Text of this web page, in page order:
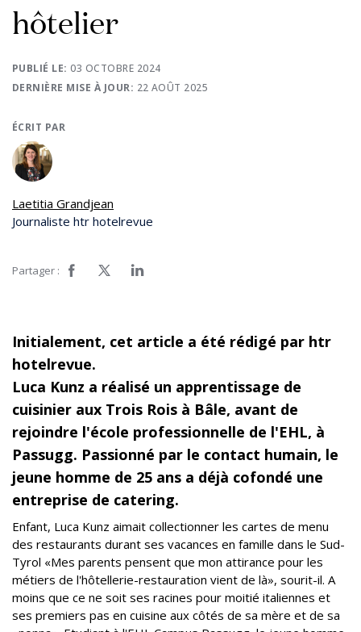
hôtelier
PUBLIÉ LE:03 OCTOBRE 2024
DERNIÈRE MISE À JOUR: 22 AOÛT 2025
ÉCRIT PAR
Laetitia Grandjean
Journaliste htr hotelrevue
Partager :
Initialement, cet article a été rédigé par htr
hotelrevue.
Luca Kunz a réalisé un apprentissage de
cuisinier aux Trois Rois à Bâle, avant de
rejoindre l'école professionnelle de l'EHL, à
Passugg. Passionné par le contact humain, le
jeune homme de 25 ans a déjà cofondé une
entreprise de catering.
Enfant, Luca Kunz aimait collectionner les cartes de menu
des restaurants durant ses vacances en famille dans le Sud-
Tyrol «Mes parents pensent que mon attirance pour les
métiers de l'hôtellerie-restauration vient de là», sourit-il. A
moins que ce ne soit ses racines pour moitié italiennes et
ses premiers pas en cuisine aux côtés de sa mère et de sa